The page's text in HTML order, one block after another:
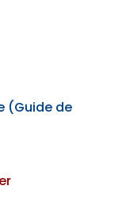
(Guide de